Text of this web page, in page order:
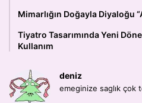
Mimarlığın Doğayla Diyaloğu
Tiyatro Tasarımında Yeni
Kullanım
deniz
emeginize saglık çok